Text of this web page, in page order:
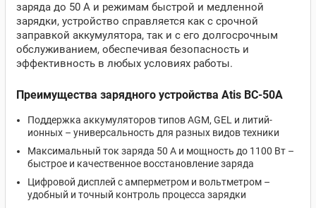
заряда до 50 А и режимам быстрой и медленной
зарядки, устройство справляется как с срочной
заправкой аккумулятора, так и с его долгосрочным
обслуживанием, обеспечивая безопасность и
эффективность в любых условиях работы.
Преимущества зарядного устройства Atis BC-50A
Поддержка аккумуляторов типов AGM, GEL и литий-
ионных – универсальность для разных видов техники
Максимальный ток заряда 50 А и мощность до 1100 Вт –
быстрое и качественное восстановление заряда
Цифровой дисплей с амперметром и вольтметром –
удобный и точный контроль процесса зарядки